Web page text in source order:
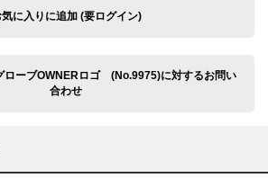
気に入りに追加 (要ログイン)
ローブOWNERロゴ (No.9975)に対するお問い
合わせ